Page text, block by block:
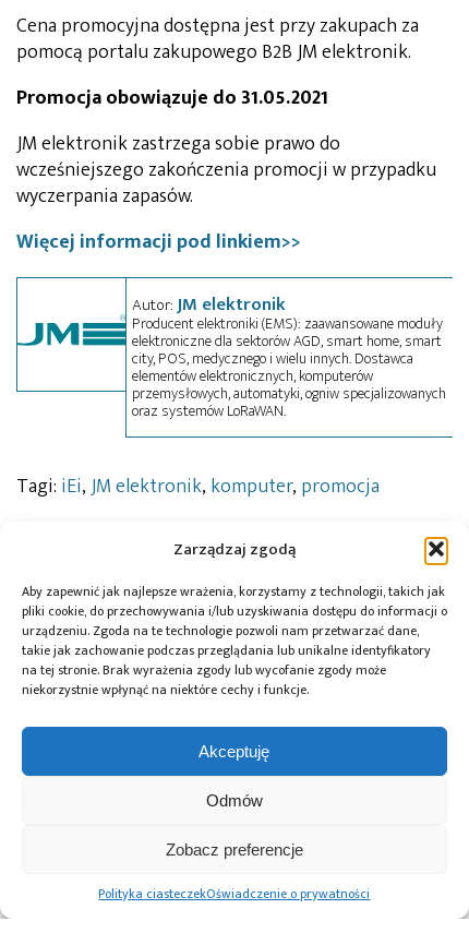
Zarządzaj zgodą
Aby zapewnić jak najlepsze wrażenia, korzystamy z technologii, takich jak
pliki cookie, do przechowywania i/lub uzyskiwania dostępu do informacji o
urządzeniu. Zgoda na te technologie pozwoli nam przetwarzać dane,
takie jak zachowanie podczas przeglądania lub unikalne identyfikatory
na tej stronie. Brak wyrażenia zgody lub wycofanie zgody może
niekorzystnie wpłynąć na niektóre cechy i funkcje.
Akceptuję
Odmów
Zobacz preferencje
Polityka ciasteczekOświadczenie o prywatności
Cena promocyjna dostępna jest przy zakupach za
pomocą portalu zakupowego B2B JM elektronik.
Promocja obowiązuje do 31.05.2021
JM elektronik zastrzega sobie prawo do
wcześniejszego zakończenia promocji w przypadku
wyczerpania zapasów.
Więcej informacji pod linkiem>>
Autor:JM elektronik
Producent elektroniki (EMS): zaawansowane moduły
elektroniczne dla sektorów AGD, smart home, smart
city, POS, medycznego i wielu innych. Dostawca
elementów elektronicznych, komputerów
przemysłowych, automatyki, ogniw specjalizowanych
oraz systemów LoRaWAN.
Tagi: iEi,JM elektronik, komputer, promocja
Przeczytaj również:
prezentują
pamięci masowej
współpracę
z Hailo w zakresie
Edge AI
rozwiązania
danych
AI